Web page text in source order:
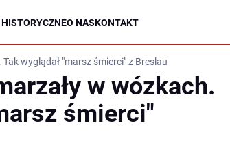
O NASKONTAKT
wyglądał "marsz śmierci" z Breslau
w wózkach.
śmierci"